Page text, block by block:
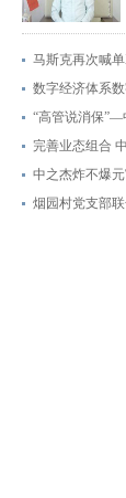
马斯克再次喊
数字经济体系
“高管说消保”—
完善业态组合
中之杰炸不爆
烟园村党支部